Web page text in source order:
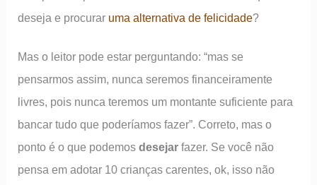
deseja e procurar uma alternativa de felicidade?
Mas o leitor pode estar perguntando: “mas se
pensarmos assim, nunca seremos financeiramente
livres, pois nunca teremos um montante suficiente para
bancar tudo que poderíamos fazer”. Correto, mas o
ponto é o que podemosdesejar fazer. Se você não
pensa em adotar 10 crianças carentes, ok, isso não